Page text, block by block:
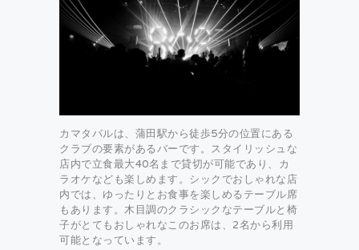
カマタバルは、蒲田駅から徒歩5分の位置にある
クラブの要素があるバーです。スタイリッシュな
店内で立食最大40名まで貸切が可能であり、カ
ラオケなども楽しめます。シックでおしゃれな店
内では、ゆったりとお食事を楽しめるテーブル席
もあります。木目調のクラシックなテーブルと椅
子がとてもおしゃれなこのお席は、2名から利用
可能となっています。